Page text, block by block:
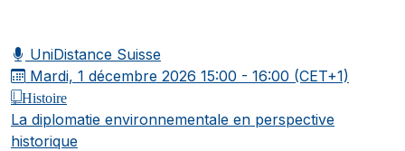
UniDistance Suisse
Mardi, 1 décembre 2026 15:00 - 16:00 (CET+1)
Histoire
La diplomatie environnementale en perspective
historique